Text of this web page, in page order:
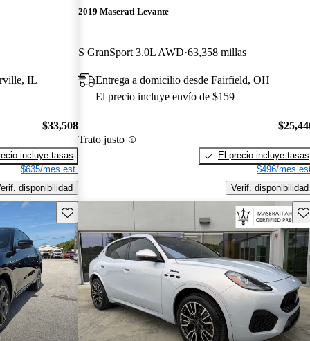
IL
$33,508
incluye tasas
$635/mes est.
disponibilidad
2019 Maserati Levante
S GranSport 3.0L AWD 63,358 millas
Entrega a domicilio desde Fairfield, OH
El precio incluye envío de $159
Trato justo
El precio incluye tasas
$496/mes
Verif. disponibilidad
Guarda este Aviso